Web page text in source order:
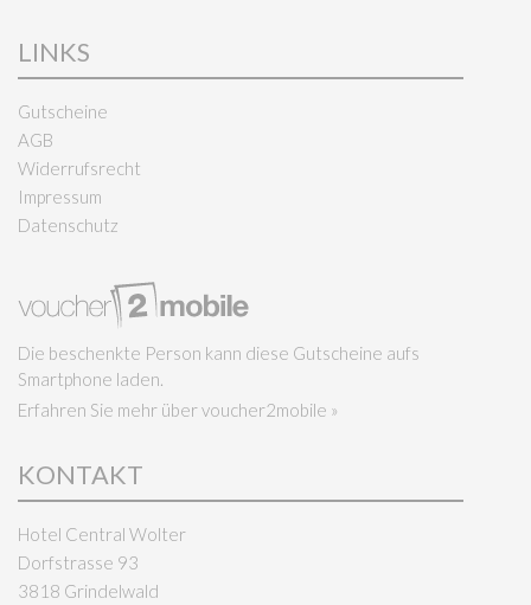
LINKS
Gutscheine
AGB
Widerrufsrecht
Impressum
Datenschutz
Die beschenkte Person kann diese Gutscheine aufs
Smartphone laden.
Erfahren Sie mehr über voucher2mobile »
KONTAKT
Hotel Central Wolter
Dorfstrasse 93
3818 Grindelwald